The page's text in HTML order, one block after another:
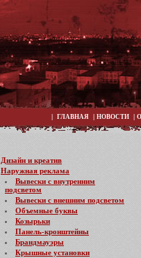
| ГЛАВНАЯ | НОВОСТИ |
Дизайн и креатив
Наружная реклама
Вывески с внутренним
подсветом
Вывески с внешним подсветом
Объемные буквы
Козырьки
Панель-кронштейны
Брандмауэры
Крышные установки